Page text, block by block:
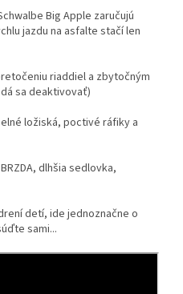
Big Apple zaručujú
jazdu na asfalte stačí len
riaddiel a zbytočným
sa deaktivovať)
ložiská, poctivé ráfiky a
BRZDA, dlhšia sedlovka,
detí, ide jednoznačne o
sami...